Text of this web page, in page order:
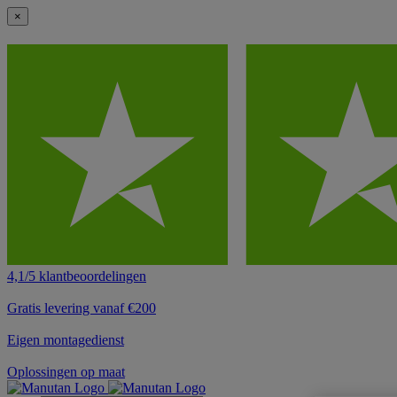
×
4,1/5 klantbeoordelingen
Gratis levering vanaf €200
Eigen montagedienst
Oplossingen op maat